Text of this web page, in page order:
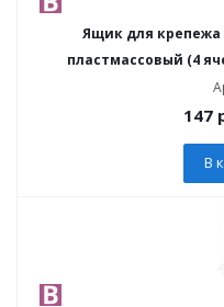
Ящик для крепежа
пластмассовый (4
147
В